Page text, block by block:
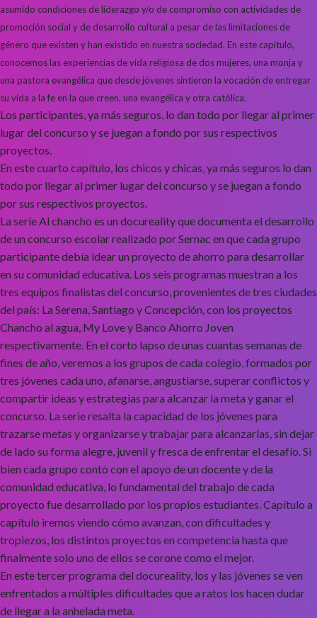
asumido condiciones de liderazgo y/o de compromiso con actividades de
promoción social y de desarrollo cultural a pesar de las limitaciones de
género que existen y han existido en nuestra sociedad. En este capítulo,
conocemos las experiencias de vida religiosa de dos mujeres, una monja y
una pastora evangélica que desde jóvenes sintieron la vocación de entregar
su vida a la fe en la que creen, una evangélica y otra católica.
Los participantes, ya más seguros, lo dan todo por llegar al primer
lugar del concurso y se juegan a fondo por sus respectivos
proyectos.
En este cuarto capítulo, los chicos y chicas, ya más seguros lo dan
todo por llegar al primer lugar del concurso y se juegan a fondo
por sus respectivos proyectos.
La serie Al chancho es un docureality que documenta el desarrollo
de un concurso escolar realizado por Sernac en que cada grupo
participante debía idear un proyecto de ahorro para desarrollar
en su comunidad educativa. Los seis programas muestran a los
tres equipos finalistas del concurso, provenientes de tres ciudades
del país: La Serena, Santiago y Concepción, con los proyectos
Chancho al agua, My Love y Banco Ahorro Joven
respectivamente. En el corto lapso de unas cuantas semanas de
fines de año, veremos a los grupos de cada colegio, formados por
tres jóvenes cada uno, afanarse, angustiarse, superar conflictos y
compartir ideas y estrategias para alcanzar la meta y ganar el
concurso. La serie resalta la capacidad de los jóvenes para
trazarse metas y organizarse y trabajar para alcanzarlas, sin dejar
de lado su forma alegre, juvenil y fresca de enfrentar el desafío. Si
bien cada grupo contó con el apoyo de un docente y de la
comunidad educativa, lo fundamental del trabajo de cada
proyecto fue desarrollado por los propios estudiantes. Capítulo a
capítulo iremos viendo cómo avanzan, con dificultades y
tropiezos, los distintos proyectos en competencia hasta que
finalmente solo uno de ellos se corone como el mejor.
En este tercer programa del docureality, los y las jóvenes se ven
enfrentados a múltiples dificultades que a ratos los hacen dudar
de llegar a la anhelada meta.